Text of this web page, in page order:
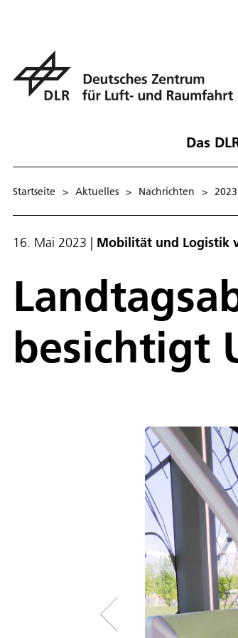
Das
Startseite > Aktuelles > Nachrichten > 2023
16. Mai 2023 | Mobilität und Logistik
besichtigt